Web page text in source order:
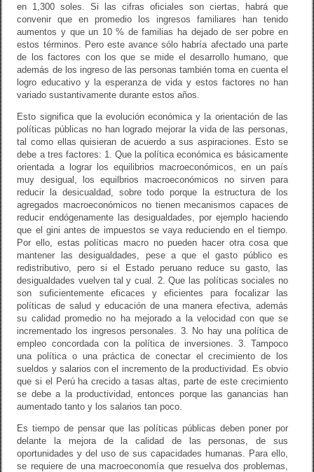
en 1,300 soles. Si las cifras oficiales son ciertas, habrá que
convenir que en promedio los ingresos familiares han tenido
aumentos y que un 10 % de familias ha dejado de ser pobre en
estos términos. Pero este avance sólo habría afectado una parte
de los factores con los que se mide el desarrollo humano, que
además de los ingreso de las personas también toma en cuenta el
logro educativo y la esperanza de vida y estos factores no han
variado sustantivamente durante estos años.
Esto significa que la evolución económica y la orientación de las
políticas públicas no han logrado mejorar la vida de las personas,
tal como ellas quisieran de acuerdo a sus aspiraciones. Esto se
debe a tres factores: 1. Que la política económica es básicamente
orientada a lograr los equilibrios macroeconómicos, en un país
muy desigual, los equilbrios macroeconómicos no sirven para
reducir la desicualdad, sobre todo porque la estructura de los
agregados macroeconómicos no tienen mecanismos capaces de
reducir endógenamente las desigualdades, por ejemplo haciendo
que el gini antes de impuestos se vaya reduciendo en el tiempo.
Por ello, estas políticas macro no pueden hacer otra cosa que
mantener las desigualdades, pese a que el gasto público es
redistributivo, pero si el Estado peruano reduce su gasto, las
desigualdades vuelven tal y cual. 2. Que las políticas sociales no
son suficientemente eficaces y eficientes para focalizar las
políticas de salud y educación de una manera efectiva, además
su calidad promedio no ha mejorado a la velocidad con que se
incrementado los ingresos personales. 3. No hay una política de
empleo concordada con la política de inversiones. 3. Tampoco
una política o una práctica de conectar el crecimiento de los
sueldos y salarios con el incremento de la productividad. Es obvio
que si el Perú ha crecido a tasas altas, parte de este crecimiento
se debe a la productividad, entonces porque las ganancias han
aumentado tanto y los salarios tan poco.
Es tiempo de pensar que las políticas públicas deben poner por
delante la mejora de la calidad de las personas, de sus
oportunidades y del uso de sus capacidades humanas. Para ello,
se requiere de una macroeconomía que resuelva dos problemas,